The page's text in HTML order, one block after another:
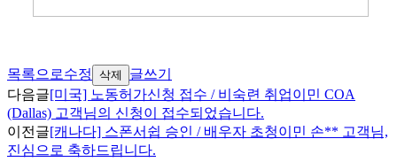
목록으로수정 삭제
글쓰기
다음글[미국] 노동허가신청 접수 / 비숙련 취업이민 COA
(Dallas) 고객님의 신청이 접수되었습니다.
이전글[캐나다] 스폰서쉽 승인 / 배우자 초청이민 손** 고객님,
진심으로 축하드립니다.